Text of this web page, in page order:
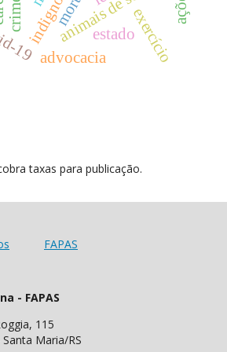
indigno
19 exercício
advocacia
estado
taxas para publicação.
FAPAS
- FAPAS
115
Maria/RS